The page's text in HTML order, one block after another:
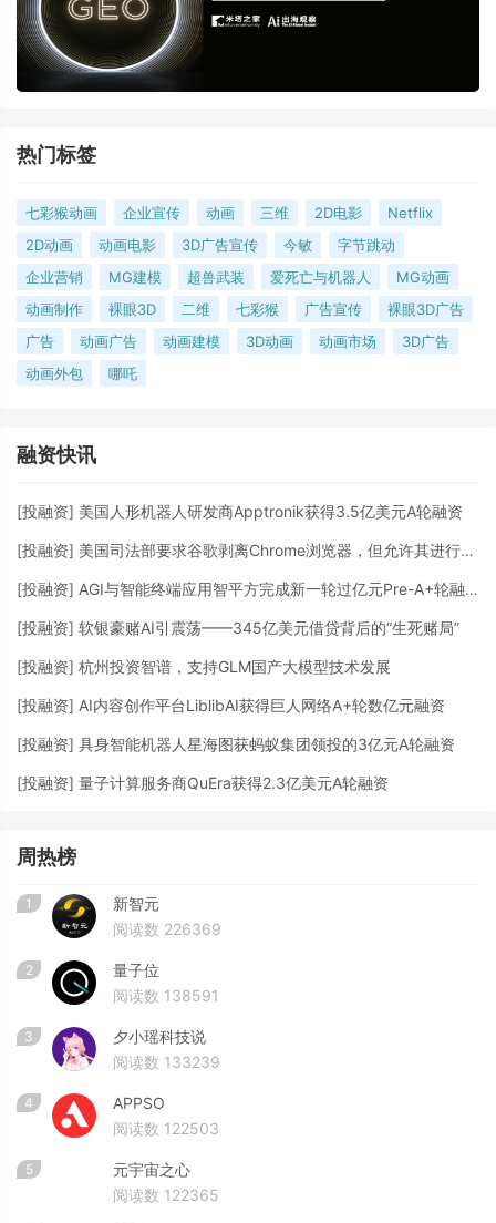
热门标签
七彩猴动画 企业宣传 动画 三维 2D电影
Netflix
2D动画
动画电影 3D广告宣传 今敏
字节跳动
企业营销
MG建模 超兽武装 爱死亡与机器人
MG动画
动画制作
裸眼3D 二维 七彩猴 广告宣传
裸眼3D广告
广告
动画广告 动画建模 3D动画 动画市场
3D广告
动画外包
哪吒
融资快讯
[投融资] 美国人形机器人研发商Apptronik获得3.5亿美元A轮融资
[投融资] 美国司法部要求谷歌剥离Chrome浏览器，但允许其进行AI投资
[投融资] AGI与智能终端应用智平方完成新一轮过亿元Pre-A+轮融资
[投融资] 软银豪赌AI引震荡——345亿美元借贷背后的“生死赌局”
[投融资] 杭州投资智谱，支持GLM国产大模型技术发展
[投融资] AI内容创作平台LiblibAI获得巨人网络A+轮数亿元融资
[投融资] 具身智能机器人星海图获蚂蚁集团领投的3亿元A轮融资
[投融资] 量子计算服务商QuEra获得2.3亿美元A轮融资
周热榜
1
新智元
阅读数 226369
2
量子位
阅读数 138591
3
夕小瑶科技说
阅读数 133239
4
APPSO
阅读数 122503
5
元宇宙之心
阅读数 122365